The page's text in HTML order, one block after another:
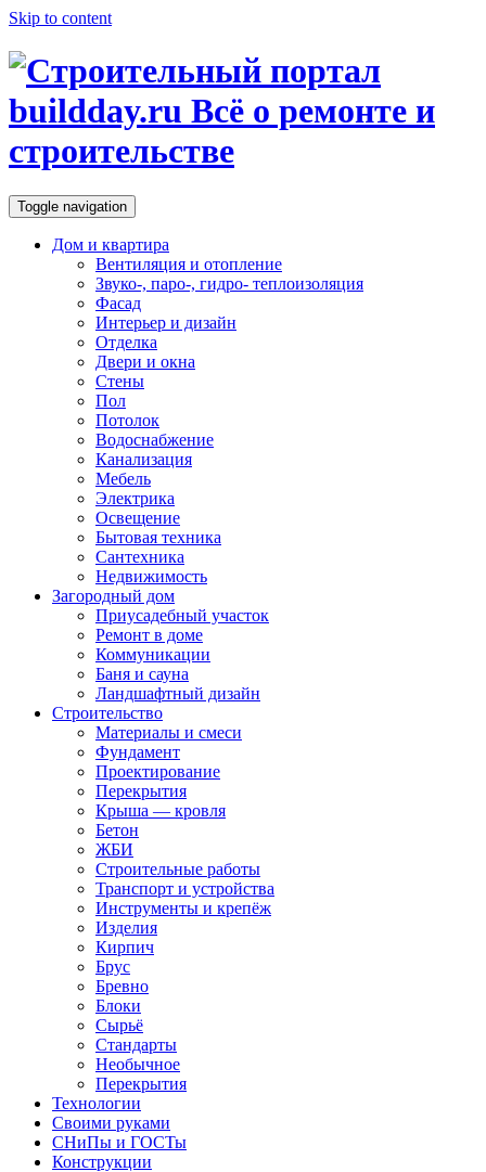
Skip to content
Toggle navigation
Дом и квартира
Вентиляция и отопление
Звуко-, паро-, гидро- теплоизоляция
Фасад
Интерьер и дизайн
Отделка
Двери и окна
Стены
Пол
Потолок
Водоснабжение
Канализация
Мебель
Электрика
Освещение
Бытовая техника
Сантехника
Недвижимость
Загородный дом
Приусадебный участок
Ремонт в доме
Коммуникации
Баня и сауна
Ландшафтный дизайн
Строительство
Материалы и смеси
Фундамент
Проектирование
Перекрытия
Крыша — кровля
Бетон
ЖБИ
Строительные работы
Транспорт и устройства
Инструменты и крепёж
Изделия
Кирпич
Брус
Бревно
Блоки
Сырьё
Стандарты
Необычное
Перекрытия
Технологии
Своими руками
СНиПы и ГОСТы
Конструкции